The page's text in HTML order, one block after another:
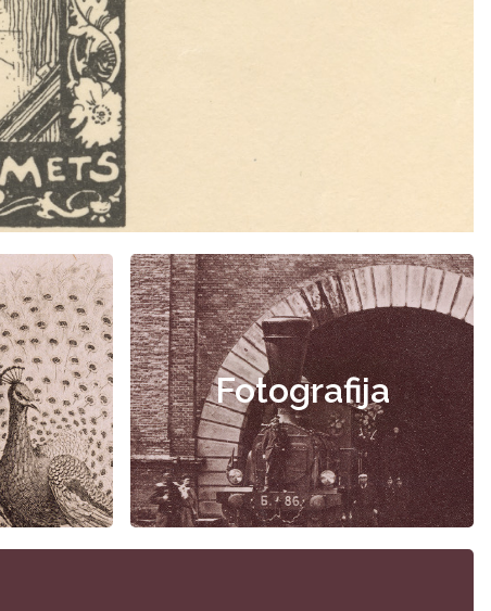
Fotografija